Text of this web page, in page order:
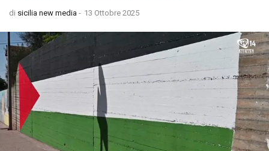
di sicilia new media - 13 Ottobre 2025